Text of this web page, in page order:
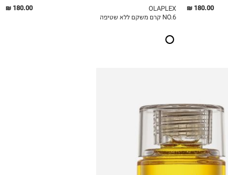
180.00 ₪
MY LIST
180.00 ₪
OLAPLEX
NO.6 קרם משקם ללא שטיפה